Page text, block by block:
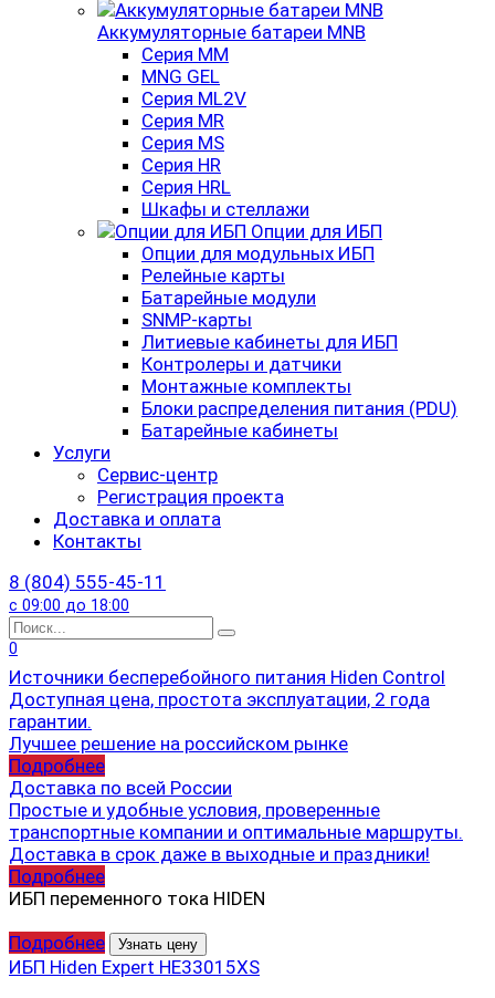
Аккумуляторные батареи MNB
Серия MM
MNG GEL
Серия ML2V
Серия MR
Серия MS
Серия HR
Серия HRL
Шкафы и стеллажи
Опции для ИБП
Опции для модульных ИБП
Релейные карты
Батарейные модули
SNMP-карты
Литиевые кабинеты для ИБП
Контролеры и датчики
Монтажные комплекты
Блоки распределения питания (PDU)
Батарейные кабинеты
Услуги
Сервис-центр
Регистрация проекта
Доставка и оплата
Контакты
8 (804) 555-45-11
с 09:00 до 18:00
Search
for:
0
Источники бесперебойного питания Hiden Control
Доступная цена, простота эксплуатации, 2 года
гарантии.
Лучшее решение на российском рынке
Подробнее
Доставка по всей России
Простые и удобные условия, проверенные
транспортные компании и оптимальные маршруты.
Доставка в срок даже в выходные и праздники!
Подробнее
ИБП переменного тока HIDEN
Подробнее
Узнать цену
ИБП Hiden Expert HE33015XS